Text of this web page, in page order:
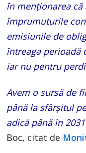
în menționarea
împrumuturile
emisiunile de
întreaga perioadă
iar nu pentru
Avem o sursă de
până la sfârșitul
adică până în
Boc, citat de